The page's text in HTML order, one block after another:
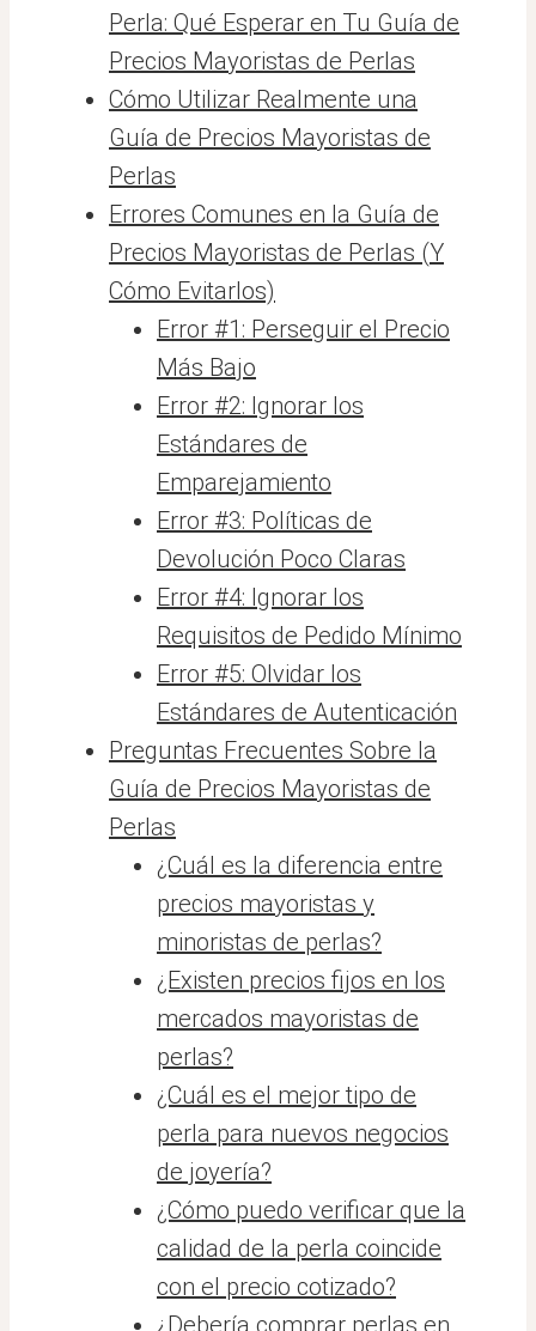
Perla: Qué Esperar en Tu Guía de
Precios Mayoristas de Perlas
Cómo Utilizar Realmente una
Guía de Precios Mayoristas de
Perlas
Errores Comunes en la Guía de
Precios Mayoristas de Perlas (Y
Cómo Evitarlos)
Error #1: Perseguir el Precio
Más Bajo
Error #2: Ignorar los
Estándares de
Emparejamiento
Error #3: Políticas de
Devolución Poco Claras
Error #4: Ignorar los
Requisitos de Pedido Mínimo
Error #5: Olvidar los
Estándares de Autenticación
Preguntas Frecuentes Sobre la
Guía de Precios Mayoristas de
Perlas
¿Cuál es la diferencia entre
precios mayoristas y
minoristas de perlas?
¿Existen precios fijos en los
mercados mayoristas de
perlas?
¿Cuál es el mejor tipo de
perla para nuevos negocios
de joyería?
¿Cómo puedo verificar que la
calidad de la perla coincide
con el precio cotizado?
¿Debería comprar perlas en